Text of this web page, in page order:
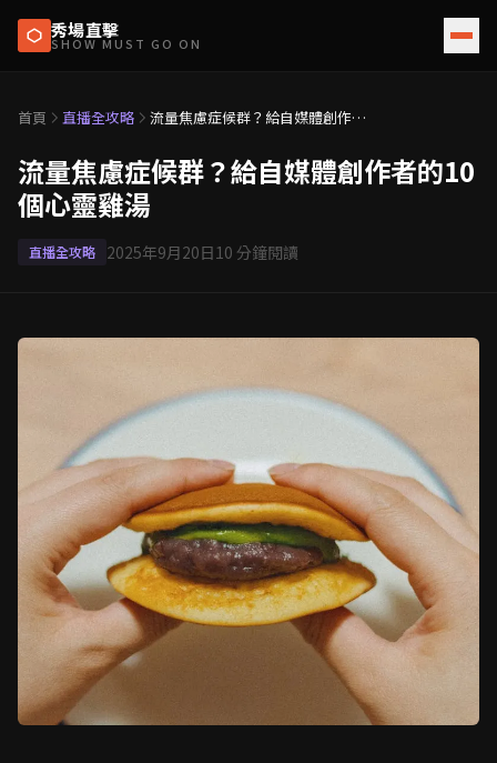
秀場直擊
SHOW MUST GO ON
首頁 直播全攻略
流量焦慮症候群？給自媒體創作者
流量焦慮症候群？給自媒體創作者的10
個心靈雞湯
直播全攻略 2025年9月20日10 分鐘閱讀